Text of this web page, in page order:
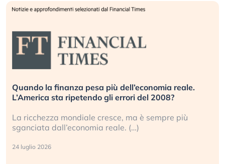
Quando la finanza pesa più dell’economia reale.
L’America sta ripetendo gli errori del 2008?
La ricchezza mondiale cresce, ma è sempre più
sganciata dall’economia reale. (…)
24 luglio 2026